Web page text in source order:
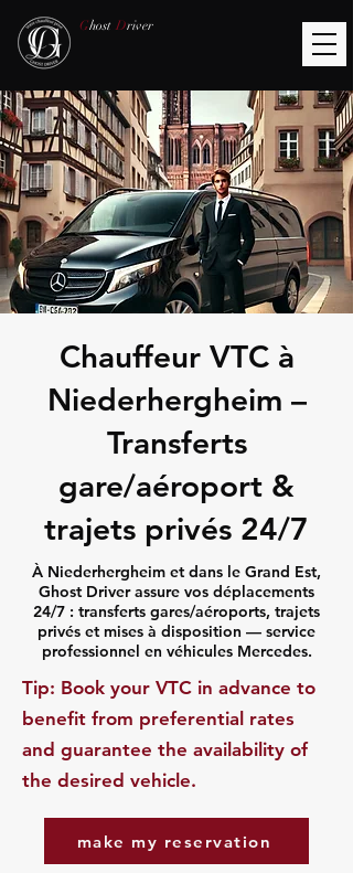
Ghost Driver
Chauffeur VTC à
Niederhergheim –
Transferts
gare/aéroport &
trajets privés 24/7
À Niederhergheim et dans le Grand Est,
Ghost Driver assure vos déplacements
24/7 : transferts gares/aéroports, trajets
privés et mises à disposition — service
professionnel en véhicules Mercedes.
​Tip: Book your VTC in advance to
benefit from preferential rates
and guarantee the availability of
the desired vehicle.
make my reservation